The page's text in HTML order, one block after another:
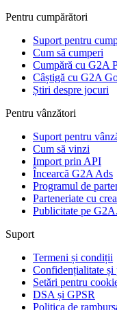
Pentru cumpărători
Suport pentru
Cum să cumperi
Cumpără cu G2A
Câștigă cu G2A
Știri despre jocuri
Pentru vânzători
Suport pentru
Cum să vinzi
Import prin API
Încearcă G2A Ads
Programul de
Parteneriate cu
Publicitate pe
Suport
Termeni și condiții
Confidențialitate
Setări pentru
DSA și GPSR
Politica de